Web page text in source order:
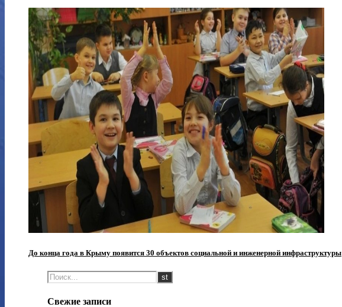
До конца года в Крыму появится 30 объектов социальной и инженерной инфраструктуры
Свежие записи